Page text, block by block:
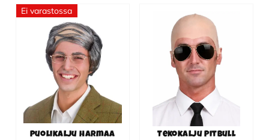
Ei varastossa
Puolikalju harmaa Tekokalju Pitbull